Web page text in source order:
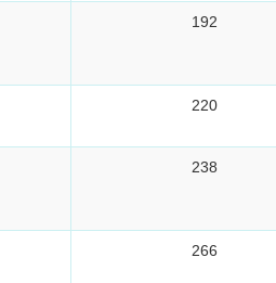
192
220
238
266